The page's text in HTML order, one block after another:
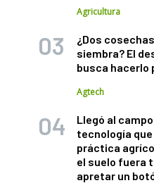
Agricultura
¿Dos
siembra? El
busca hacerlo
Agtech
Llegó al
tecnología
práctica
el suelo fuera
apretar un